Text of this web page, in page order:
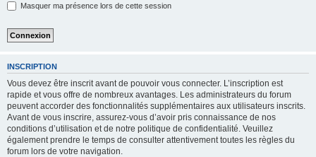
Masquer ma présence lors de cette session
INSCRIPTION
Vous devez être inscrit avant de pouvoir vous connecter. L’inscription est
rapide et vous offre de nombreux avantages. Les administrateurs du forum
peuvent accorder des fonctionnalités supplémentaires aux utilisateurs inscrits.
Avant de vous inscrire, assurez-vous d’avoir pris connaissance de nos
conditions d’utilisation et de notre politique de confidentialité. Veuillez
également prendre le temps de consulter attentivement toutes les règles du
forum lors de votre navigation.